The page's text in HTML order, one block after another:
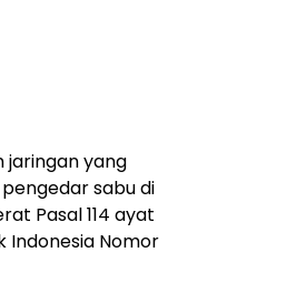
jaringan yang
sabu di
Pasal 114 ayat
Indonesia Nomor